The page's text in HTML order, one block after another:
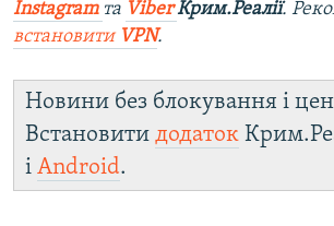
Instagram та Viber Крим.Реалії.
встановити VPN.
Новини без блокування і
Встановити додаток
і Android.